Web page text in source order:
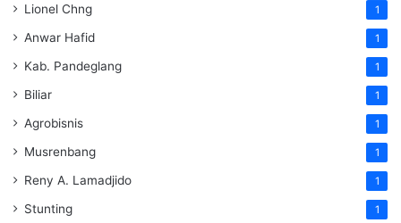
Lionel Chng 1
Anwar Hafid 1
Kab. Pandeglang 1
Biliar 1
Agrobisnis 1
Musrenbang 1
Reny A. Lamadjido 1
Stunting 1